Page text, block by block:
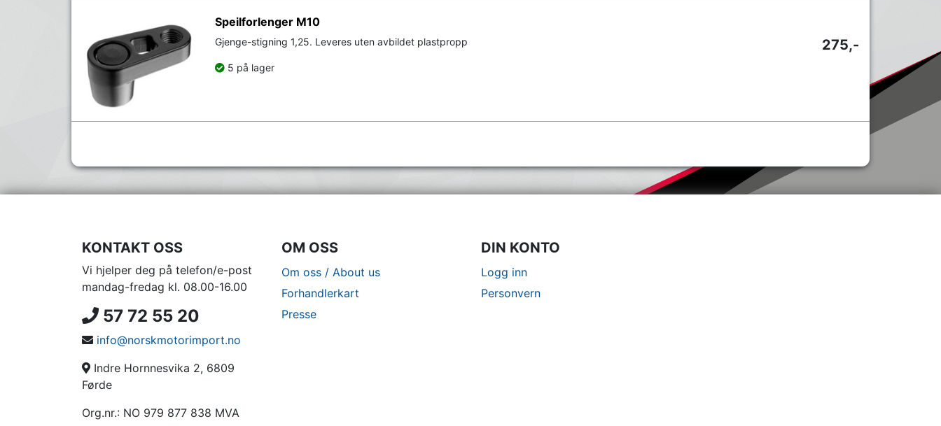
Speilforlenger M10
Gjenge-stigning 1,25. Leveres uten avbildet plastpropp
5 på lager
275,-
KONTAKT OSS
Vi hjelper deg på telefon/e-post
mandag-fredag kl. 08.00-16.00
57 72 55 20
info@norskmotorimport.no
Indre Hornnesvika 2, 6809
Førde
Org.nr.: NO 979 877 838 MVA
OM OSS
Om oss / About us
Forhandlerkart
Presse
DIN KONTO
Logg inn
Personvern